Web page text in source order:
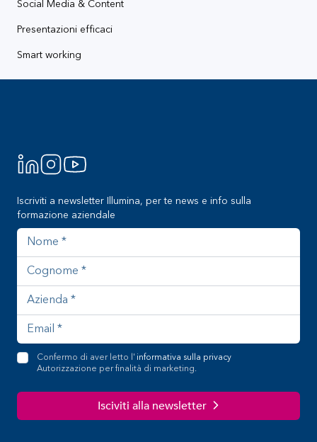
Social Media & Content
Presentazioni efficaci
Smart working
Iscriviti a newsletter Illumina, per te news e info sulla
formazione aziendale
Nome
Cognome
Azienda
Indirizzo email
Confermo di aver letto l' informativa sulla privacy
Autorizzazione per finalità di marketing.
Isciviti alla newsletter